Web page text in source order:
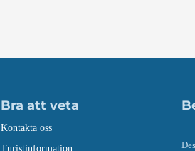
Bra att veta
Kontakta oss
Turistinformation